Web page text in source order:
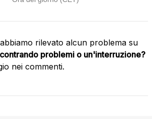
rilevato alcun problema su
problemi o un'interruzione?
nei commenti.